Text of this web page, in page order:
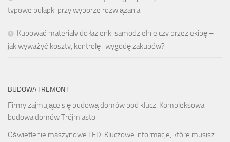
typowe pułapki przy wyborze rozwiązania
Kupować materiały do łazienki samodzielnie czy przez ekipę –
jak wyważyć koszty, kontrolę i wygodę zakupów?
BUDOWA I REMONT
Firmy zajmujące się budową domów pod klucz. Kompleksowa
budowa domów Trójmiasto
Oświetlenie maszynowe LED: Kluczowe informacje, które musisz